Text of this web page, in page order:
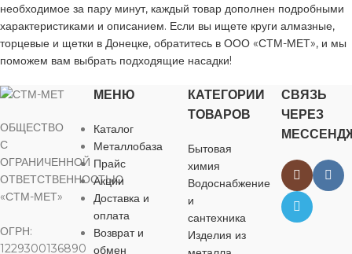
необходимое за пару минут, каждый товар дополнен подробными
характеристиками и описанием. Если вы ищете круги алмазные,
торцевые и щетки в Донецке, обратитесь в ООО «СТМ-МЕТ», и мы
поможем вам выбрать подходящие насадки!
ОБЩЕСТВО
С
ОГРАНИЧЕННОЙ
ОТВЕТСТВЕННОСТЬЮ
«СТМ-МЕТ»
ОГРН:
1229300136890
МЕНЮ
Каталог
Металлобаза
Прайс
Акции
Доставка и
оплата
Возврат и
обмен
КАТЕГОРИИ
ТОВАРОВ
Бытовая
химия
Водоснабжение
и
сантехника
Изделия из
СВЯЗЬ
ЧЕРЕЗ